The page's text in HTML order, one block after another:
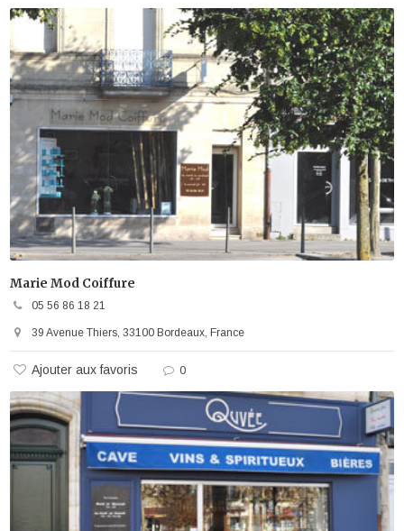
Marie Mod Coiffure
05 56 86 18 21
39 Avenue Thiers, 33100 Bordeaux, France
Ajouter aux favoris 0